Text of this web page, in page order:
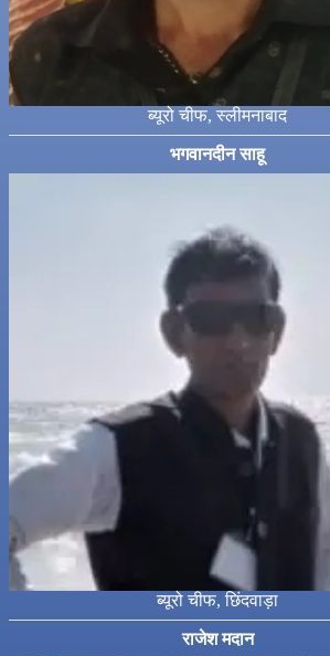
ब्यूरो चीफ, स्लीमनाबाद
भगवानदीन साहू
ब्यूरो चीफ, छिंदवाड़ा
राजेश मदान